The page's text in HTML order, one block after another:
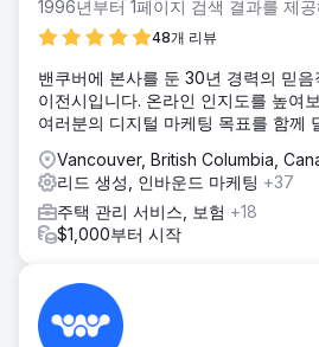
1996년부터 1페이지 검색 결과를 제
48개 리뷰
밴쿠버에 본사를 둔 30년 경력의 믿
이전시입니다. 온라인 인지도를 높여
여러분의 디지털 마케팅 목표를 함께
Vancouver, British Columbia,
리드 생성, 인바운드 마케팅 +37
주택 관리 서비스, 보험 +18
$1,000부터 시작